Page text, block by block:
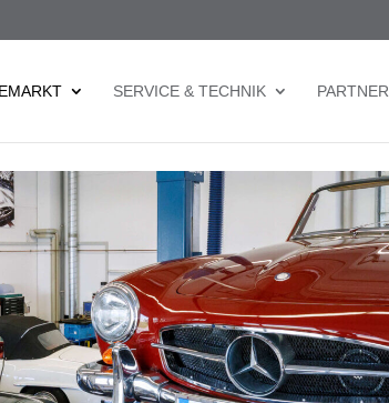
SERVICE & TECHNIK PARTNER